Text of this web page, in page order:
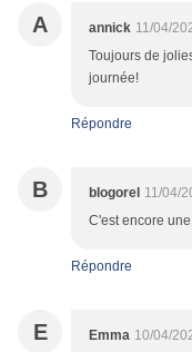
A annick 11/04/
Toujours de
journée!
Répondre
B blogorel 11/04/
C'est encore
Répondre
E Emma 10/04/